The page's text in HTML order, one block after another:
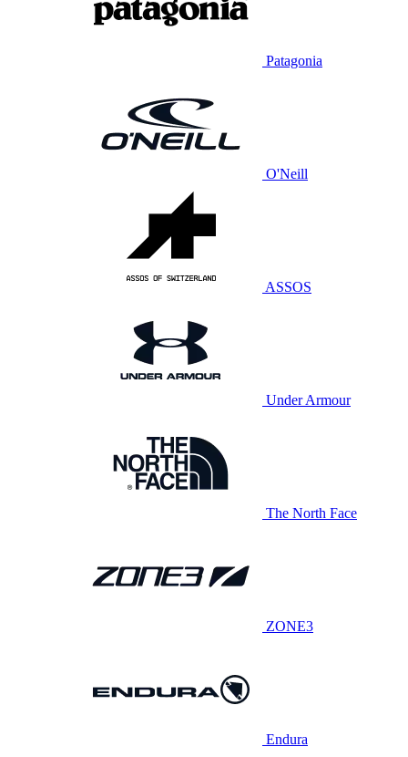
Patagonia
O'Neill
ASSOS
Under Armour
The North Face
ZONE3
Endura